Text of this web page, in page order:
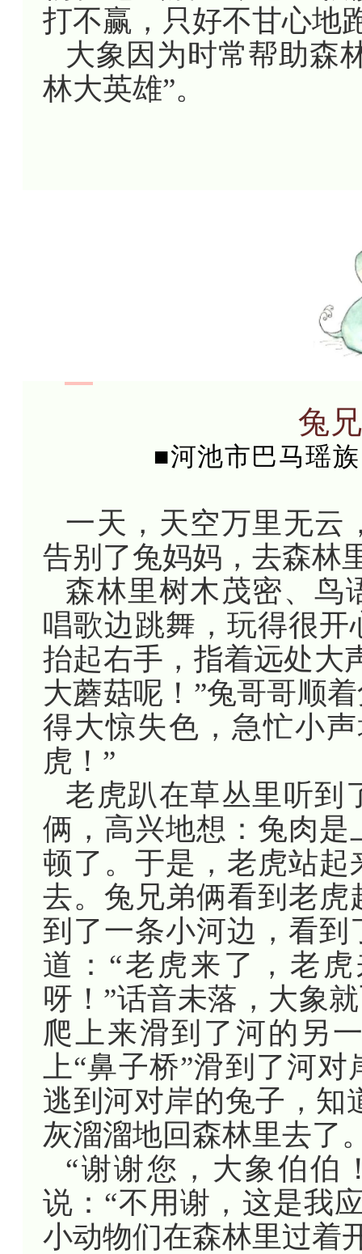
打不赢，只好不甘心地
大象因为时常帮助森
林大英雄”。
兔
■河池市巴马瑶
一天，天空万里无云
告别了兔妈妈，去森林
森林里树木茂密、鸟
唱歌边跳舞，玩得很
抬起右手，指着远处大
大蘑菇呢！”兔哥哥顺
得大惊失色，急忙小
虎！”
老虎趴在草丛里听到
俩，高兴地想：兔肉
顿了。于是，老虎站
去。兔兄弟俩看到老
到了一条小河边，看
道：“老虎来了，老
呀！”话音未落，大象
爬上来滑到了河的另
上“鼻子桥”滑到了河
逃到河对岸的兔子，知
灰溜溜地回森林里去了
“谢谢您，大象伯伯
说：“不用谢，这是我
小动物们在森林里过着